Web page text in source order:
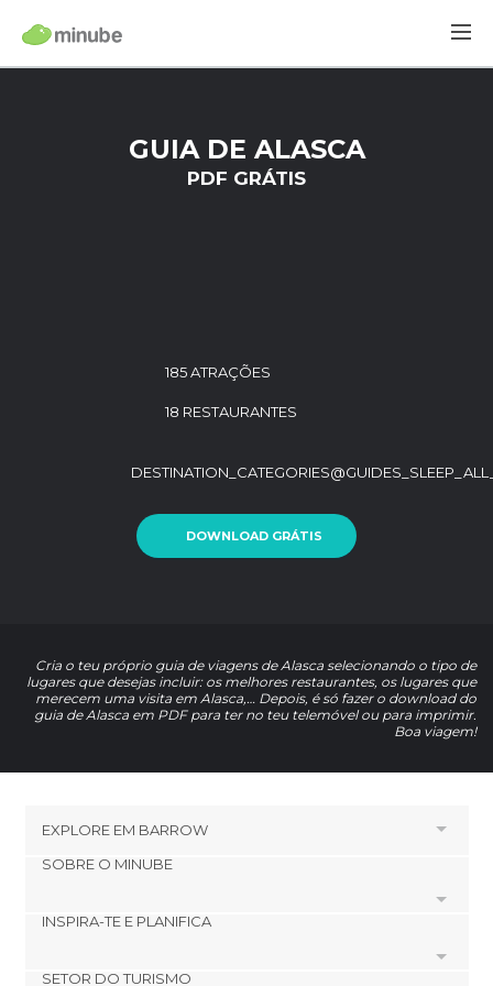
GUIA DE ALASCA
PDF GRÁTIS
185 ATRAÇÕES
18 RESTAURANTES
DOWNLOAD GRÁTIS
Cria o teu próprio guia de viagens de Alasca selecionando o tipo de
lugares que desejas incluir: os melhores restaurantes, os lugares que
merecem uma visita em Alasca,… Depois, é só fazer o download do
guia de Alasca em PDF para ter no teu telemóvel ou para imprimir.
Boa viagem!
EXPLORE EM BARROW
Hotéis em Point Barrow
SOBRE O MINUBE
Cookies
INSPIRA-TE E PLANIFICA
SETOR DO TURISMO